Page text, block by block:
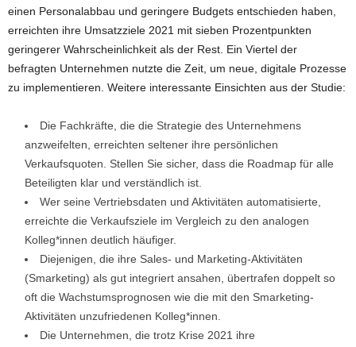
einen Personalabbau und geringere Budgets entschieden haben,
erreichten ihre Umsatzziele 2021 mit sieben Prozentpunkten
geringerer Wahrscheinlichkeit als der Rest. Ein Viertel der
befragten Unternehmen nutzte die Zeit, um neue, digitale Prozesse
zu implementieren. Weitere interessante Einsichten aus der Studie:
Die Fachkräfte, die die Strategie des Unternehmens
anzweifelten, erreichten seltener ihre persönlichen
Verkaufsquoten. Stellen Sie sicher, dass die Roadmap für alle
Beteiligten klar und verständlich ist.
Wer seine Vertriebsdaten und Aktivitäten automatisierte,
erreichte die Verkaufsziele im Vergleich zu den analogen
Kolleg*innen deutlich häufiger.
Diejenigen, die ihre Sales- und Marketing-Aktivitäten
(Smarketing) als gut integriert ansahen, übertrafen doppelt so
oft die Wachstumsprognosen wie die mit den Smarketing-
Aktivitäten unzufriedenen Kolleg*innen.
Die Unternehmen, die trotz Krise 2021 ihre